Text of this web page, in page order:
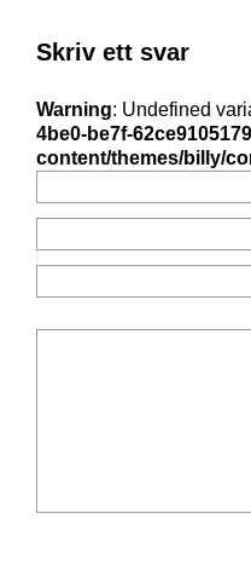
Skriv ett svar
Warning: Undefined
4be0-be7f-
content/themes/billy/